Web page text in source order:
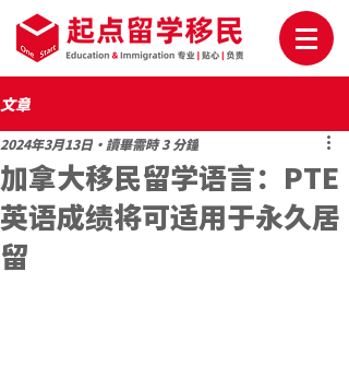
文章
加拿大移民留学语言：PTE
英语成绩将可适用于永久居
留
2024年3月13日 讀畢需時 3 分鐘